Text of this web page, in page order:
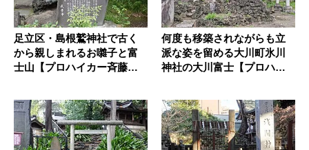
足立区・島根鷲神社で古く
から親しまれるお囃子と富
士山【プロハイカー斉藤正
何度も移築されながらも立
派な姿を留める大川町氷川
神社の大川富士【プロハイ